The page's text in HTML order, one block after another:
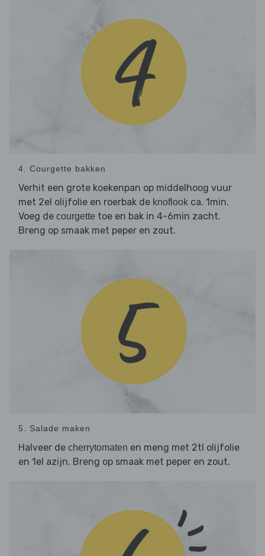
4. Courgette bakken
Verhit een grote koekenpan op middelhoog vuur
met 2el olijfolie en roerbak de knoflook ca. 1min.
Voeg de courgette toe en bak in 4-6min zacht.
Breng op smaak met peper en zout.
5. Salade maken
Halveer de cherrytomaten en meng met 2tl olijfolie
en 1el azijn. Breng op smaak met peper en zout.